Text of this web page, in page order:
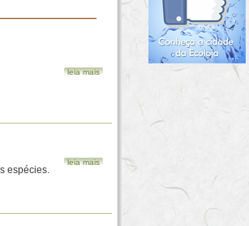
leia mais
leia mais
espécies.